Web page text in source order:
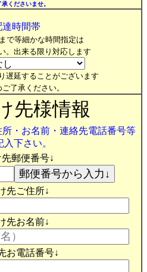
くださいませ。
達時間帯
で等細かな時間指定は
。出来る限り対応します
遅延することがございます
了承ください。
先様情報
・お名前・連絡先電話番号等
入下さい。
郵便番号↓
先ご住所↓
先お名前↓
お電話番号↓